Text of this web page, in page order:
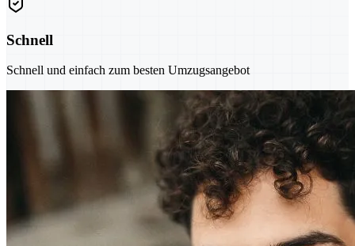
Schnell
Schnell und einfach zum besten Umzugsangebot